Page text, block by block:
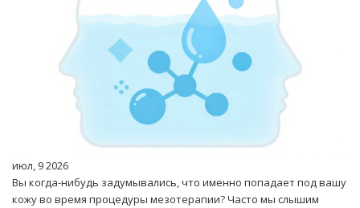
июл, 9 2026
Вы когда-нибудь задумывались, что именно попадает под вашу
кожу во время процедуры мезотерапии? Часто мы слышим